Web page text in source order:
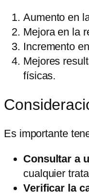
Aumento en
Mejora en la
Incremento
Mejores
físicas.
Es importante
Consultar a
cualquier
Verificar la